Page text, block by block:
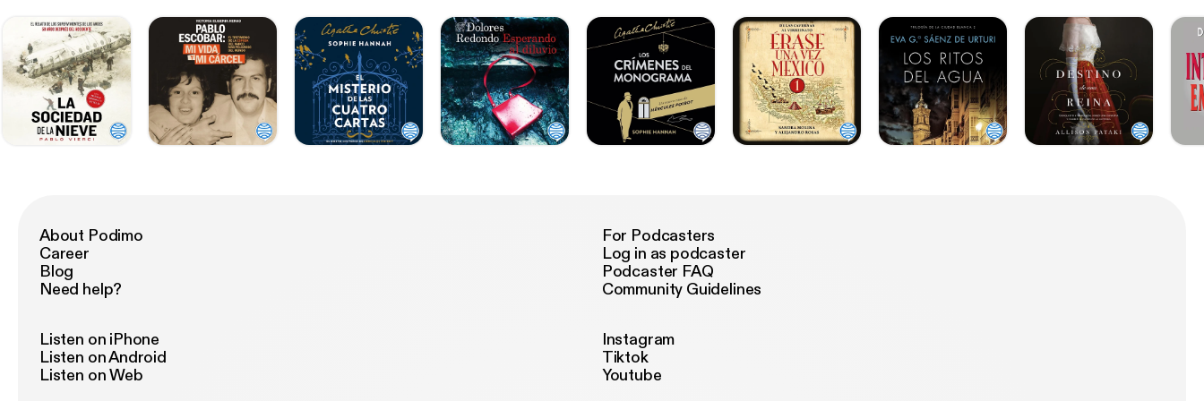
About Podimo
Career
Blog
Need help?
For Podcasters
Log in as podcaster
Podcaster FAQ
Community Guidelines
Listen on iPhone
Listen on Android
Listen on Web
Instagram
Tiktok
Youtube